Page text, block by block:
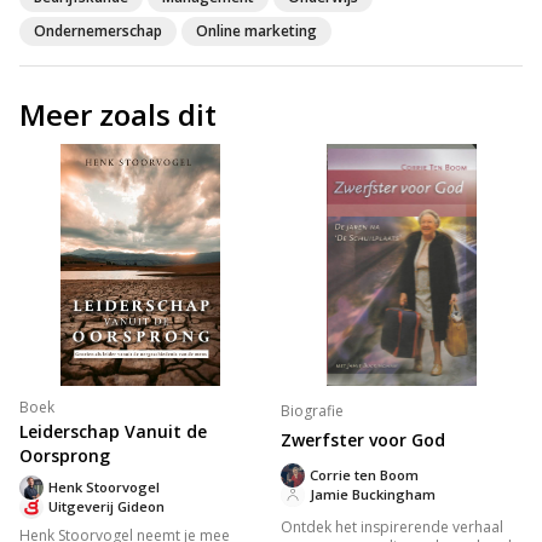
Ondernemerschap
Online marketing
Meer zoals dit
Boek
Leiderschap Vanuit de
Oorsprong
Uitgeverij Gideon
Henk Stoorvogel
Henk Stoorvogel neemt je mee
Biografie
Zwerfster voor God
Jamie Buckingham
Corrie ten Boom
Ontdek het inspirerende verhaal